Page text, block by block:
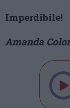
Imperdibile!
Amanda